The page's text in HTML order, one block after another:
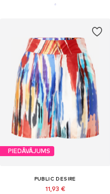
PIEDĀVĀJUMS
PUBLIC DESIRE
11,93 €